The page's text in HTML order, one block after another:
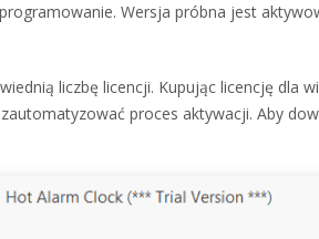
Wersja próbna jest
liczbę licencji. Kupując licencję dla
proces aktywacji. Aby